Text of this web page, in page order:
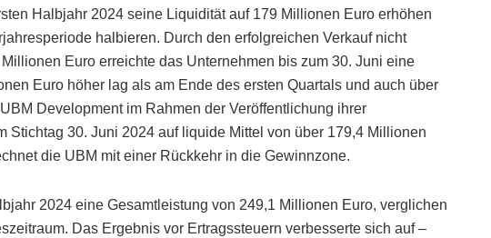
Halbjahr 2024 seine Liquidität auf 179 Millionen Euro erhöhen
halbieren. Durch den erfolgreichen Verkauf nicht
Euro erreichte das Unternehmen bis zum 30. Juni eine
Euro höher lag als am Ende des ersten Quartals und auch über
Development im Rahmen der Veröffentlichung ihrer
Stichtag 30. Juni 2024 auf liquide Mittel von über 179,4 Millionen
die UBM mit einer Rückkehr in die Gewinnzone.
2024 eine Gesamtleistung von 249,1 Millionen Euro, verglichen
Das Ergebnis vor Ertragssteuern verbesserte sich auf –